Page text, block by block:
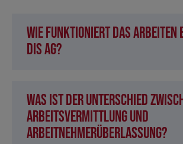
Wie funktioniert das Arbeiten
DIS AG?
Was ist der Unterschied
Arbeitsvermittlung und
Arbeitnehmerüberlassung?